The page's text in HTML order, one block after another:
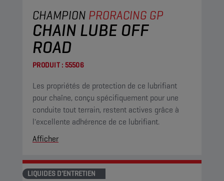
CHAMPION PRORACING GP
CHAIN LUBE OFF
ROAD
PRODUIT : 55506
Les propriétés de protection de ce lubrifiant
pour chaîne, conçu spécifiquement pour une
conduite tout terrain, restent actives grâce à
l'excellente adhérence de ce lubrifiant.
Afficher
LIQUIDES D’ENTRETIEN